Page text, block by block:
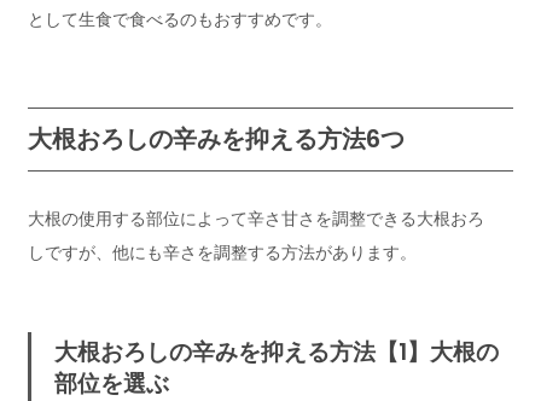
として生食で食べるのもおすすめです。
大根おろしの辛みを抑える方法6つ
大根の使用する部位によって辛さ甘さを調整できる大根おろ
しですが、他にも辛さを調整する方法があります。
大根おろしの辛みを抑える方法【1】大根の
部位を選ぶ